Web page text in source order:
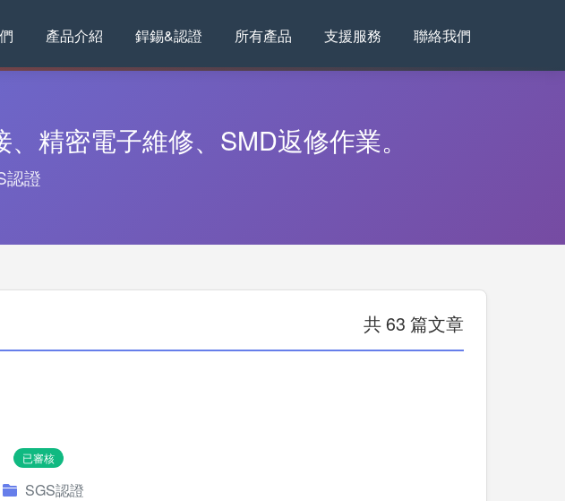
產品介紹 銲錫&認證 所有產品 支援服務 聯絡我們
精密電子維修、SMD返修作業。
認證
共 63 篇文章
已審核
SGS認證